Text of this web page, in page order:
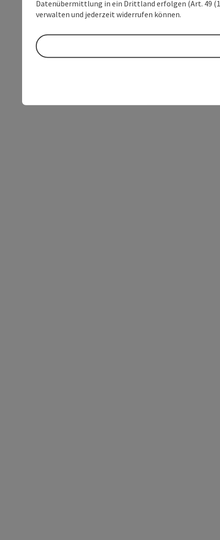
Datenübermittlung in ein Drittland erfolgen (Art. 49
verwalten und jederzeit widerrufen können.